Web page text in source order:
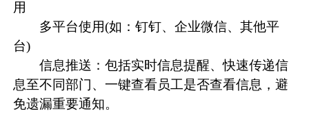
用
多平台使用(如：钉钉、企业微信、其他平
台)
信息推送：包括实时信息提醒、快速传递信
息至不同部门、一键查看员工是否查看信息，避
免遗漏重要通知。